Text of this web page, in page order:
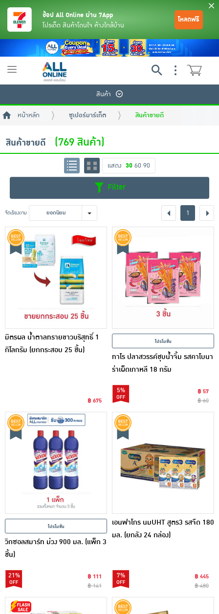
เครื่องดื่มและผงชงดื่ม
เครื่องปรุงรสและของแห้ง
ขนมขบเคี้ยว และช็อคโกแลต
อาหารสด ผัก ผลไม้และเบเกอรี่
พระเครื่อง test pop
ช้อป All Online ผ่าน 7App
โปรเด็ด สินค้าโดนใจ ห้างใกล้บ้าน
โหลดฟรี
Toggle
สินค้า
หน้าหลัก ซูเปอร์มาร์เก็ต สินค้าขายดี
สินค้าขายดี (769 สินค้า)
แสดง 30 60 90
Filter
จัดเรียงตาม ยอดนิยม 1
มิตรผล น้ำตาลทรายขาวบริสุทธิ์ 1
กิโลกรัม (ยกกระสอบ 25 ชิ้น)
฿ 675
โปรโมชั่น
ทาโร ปลาสวรรค์ชุบน้ำจิ้ม รสคาโบนา
ร่าเผ็ดเกาหลี 18 กรัม
5%
฿ 57
฿ 60
โปรโมชั่น
วิกซอลสมาร์ท ม่วง 900 มล. (แพ็ก 3
ชิ้น)
21%
฿ 111
฿ 141
เอนฟาโกร นมUHT สูตร3 รสจืด 180
มล. (ยกลัง 24 กล่อง)
7%
฿ 445
฿ 480